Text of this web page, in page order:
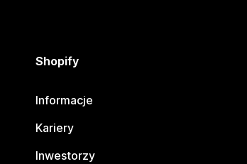
Shopify
Informacje
Kariery
Inwestorzy